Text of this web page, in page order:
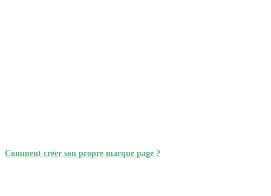
Comment créer son propre marque page ?